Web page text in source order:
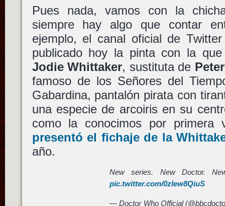
Pues nada, vamos con la
siempre hay algo que contar
ejemplo, el canal oficial de
publicado hoy la pinta con la
Jodie Whittaker, sustituta de
famoso de los Señores del
Gabardina, pantalón pirata con
una especie de arcoiris en su
como la conocimos por
presentó el fichaje de la
año.
New series. New Doctor.
pic.twitter.com/0zIew8QiuS
— Doctor Who Official